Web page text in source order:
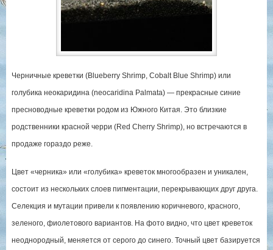
Черничные креветки (Blueberry Shrimp, Cobalt Blue Shrimp) или
голубика неокаридина (neocaridina Palmata) — прекрасные синие
пресноводные креветки родом из Южного Китая. Это близкие
родственники красной черри (Red Cherry Shrimp), но встречаются в
продаже гораздо реже.
Цвет «черника» или «голубика» креветок многообразен и уникален,
состоит из нескольких слоев пигментации, перекрывающих друг друга.
Селекция и мутации привели к появлению коричневого, красного,
зеленого, фиолетового вариантов. На фото видно, что цвет креветок
неоднородный, меняется от серого до синего. Точный цвет базируется